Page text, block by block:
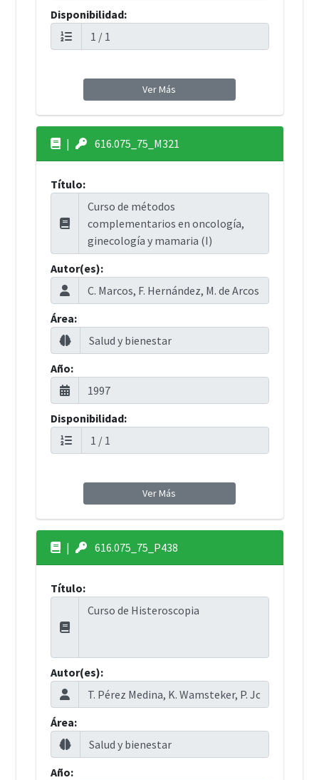
Disponibilidad:
Ver Más
| 616.075_75_M321
Título:
Autor(es):
Área:
Año:
Disponibilidad:
Ver Más
| 616.075_75_P438
Título:
Autor(es):
Área:
Año: